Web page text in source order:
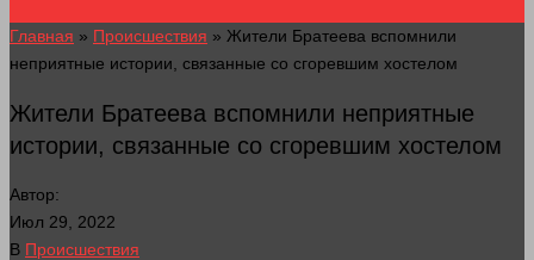
Главная » Происшествия » Жители Братеева вспомнили
неприятные истории, связанные со сгоревшим хостелом
Жители Братеева вспомнили неприятные
истории, связанные со сгоревшим хостелом
Автор:
Июл 29, 2022
В Происшествия